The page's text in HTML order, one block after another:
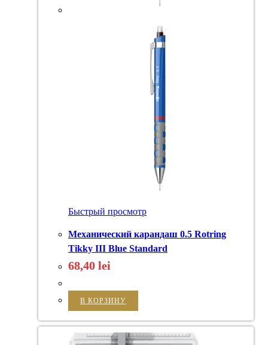
Быстрый просмотр
Механический карандаш 0.5 Rotring
Tikky III Blue Standard
68,40 lei
В КОРЗИНУ